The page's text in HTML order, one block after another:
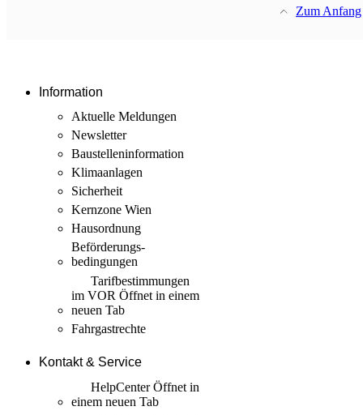
Zum Anfang
Information
Aktuelle Meldungen
Newsletter
Baustellen­information
Klimaanlagen
Sicherheit
Kernzone Wien
Hausordnung
Beförderungs­
bedingungen
Tarif­bestimmungen
im VOR Öffnet in einem
neuen Tab
Fahrgastrechte
Kontakt & Service
HelpCenterÖffnet in
einem neuen Tab